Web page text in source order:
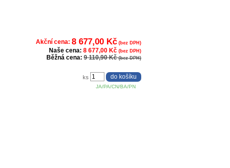
Akční cena: 8 677,00 Kč (bez DPH)
Naše cena: 8 677,00 Kč (bez DPH)
Běžná cena: 9 110,90 Kč(bez DPH)
JA/PA/CN/BA/PN
ks